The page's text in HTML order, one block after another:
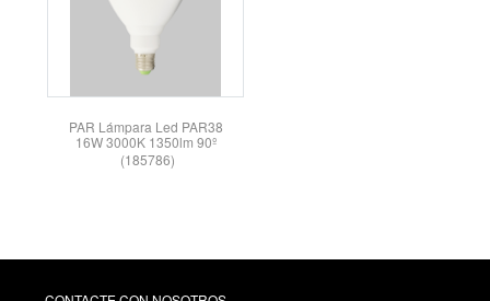
PAR Lámpara Led PAR38
16W 3000K 1350lm 90º
(185786)